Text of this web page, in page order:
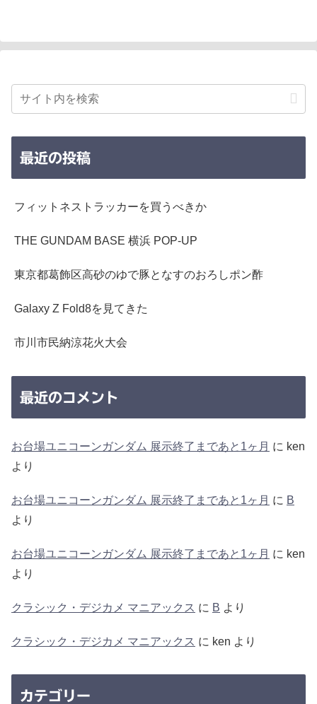
最近の投稿
フィットネストラッカーを買うべきか
THE GUNDAM BASE 横浜 POP-UP
東京都葛飾区高砂のゆで豚となすのおろしポン酢
Galaxy Z Fold8を見てきた
市川市民納涼花火大会
最近のコメント
お台場ユニコーンガンダム 展示終了まであと1ヶ月 に ken
より
お台場ユニコーンガンダム 展示終了まであと1ヶ月 に B
より
お台場ユニコーンガンダム 展示終了まであと1ヶ月 に ken
より
クラシック・デジカメ マニアックス に B より
クラシック・デジカメ マニアックス に ken より
カテゴリー